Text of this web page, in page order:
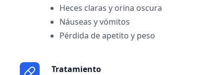
Heces claras y orina oscura
Náuseas y vómitos
Pérdida de apetito y peso
Tratamiento